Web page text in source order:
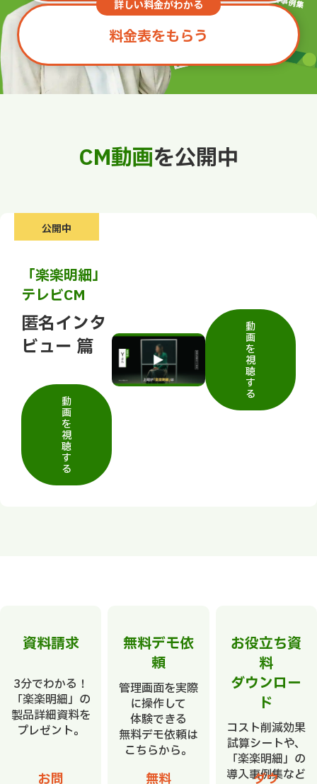
詳しい料金がわかる
料金表をもらう
CM動画を公開中
公開中
「楽楽明細」
テレビCM
匿名インタ
ビュー 篇
動
画
を
視
聴
す
る
動
画
を
視
聴
す
る
資料請求
3分でわかる！
「楽楽明細」の
製品詳細資料を
プレゼント。
お問
無料デモ依
頼
管理画面を実際
に操作して
体験できる
無料デモ依頼は
こちらから。
無料
お役立ち資
料
ダウンロー
ド
コスト削減効果
試算シートや、
「楽楽明細」の
導入事例集など
ダウ